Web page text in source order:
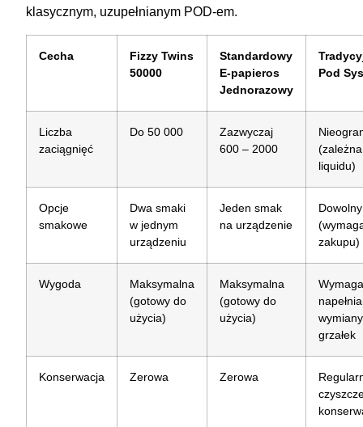
klasycznym, uzupełnianym POD-em.
Cecha
Fizzy Twins
50000
Standardowy
E-papieros
Jednorazowy
Pod
Liczba
zaciągnięć
Do 50 000
Zazwyczaj
600 – 2000
liquidu)
Opcje
smakowe
Dwa smaki
w jednym
urządzeniu
Jeden smak
na urządzenie
zakupu)
Wygoda
Maksymalna
(gotowy do
użycia)
Maksymalna
(gotowy do
użycia)
wymiany
grzałek
Konserwacja Zerowa Zerowa